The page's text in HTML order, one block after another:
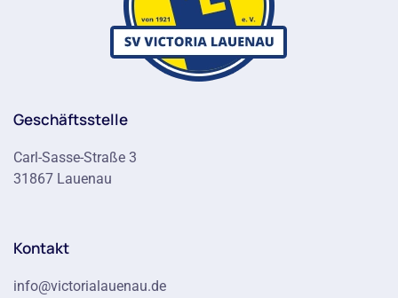
Geschäftsstelle
Carl-Sasse-Straße 3
31867 Lauenau
Kontakt
info@victorialauenau.de